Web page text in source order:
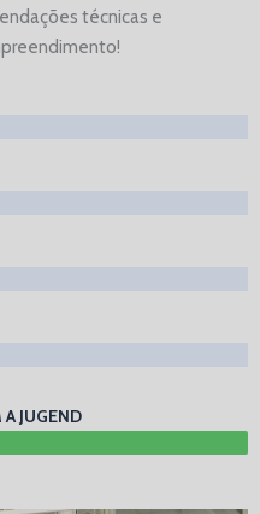
técnicas e
JUGEND